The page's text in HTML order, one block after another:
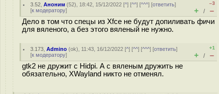
3.52 ,Аноним (52), 18:42, 15/12/2022 [^] [^^] [^^^] [ответить]
[к модератору]
–3
+ / –
Дело в том что спецы из Xfce не будут допиливать фичи
для вяленого, а без этого вяленый не нужно.
3.173 ,Admino (ok), 11:43, 16/12/2022 [^] [^^] [^^^] [ответить]
[к модератору]
+1
+ / –
gtk2 не дружит с Hidpi. А с вяленым дружить не
обязательно, XWayland никто не отменял.